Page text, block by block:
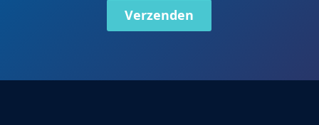
Verzenden